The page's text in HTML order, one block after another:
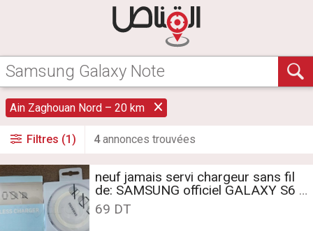
Ain Zaghouan Nord – 20 km
Filtres (1) 4annonces trouvées
neuf jamais servi chargeur sans fil
de: SAMSUNG officiel GALAXY S6 /
S6 Edge / S6 Edge Plus / S7 / S7
Edge / Note 5 prix 70dt
69 DT